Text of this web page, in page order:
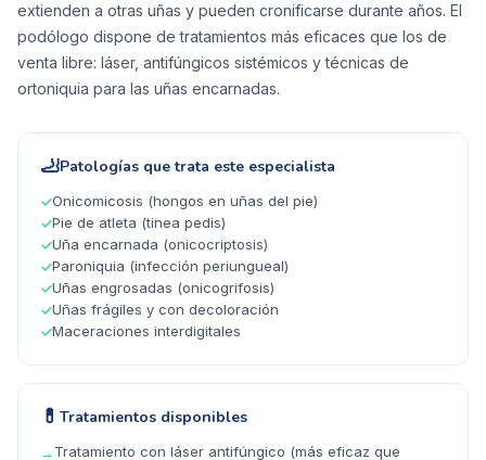
extienden a otras uñas y pueden cronificarse durante años. El
podólogo dispone de tratamientos más eficaces que los de
venta libre: láser, antifúngicos sistémicos y técnicas de
ortoniquia para las uñas encarnadas.
🦶Patologías que trata este especialista
✓Onicomicosis (hongos en uñas del pie)
✓Pie de atleta (tinea pedis)
✓Uña encarnada (onicocriptosis)
✓Paroniquia (infección periungueal)
✓Uñas engrosadas (onicogrifosis)
✓Uñas frágiles y con decoloración
✓Maceraciones interdigitales
💊 Tratamientos disponibles
→Tratamiento con láser antifúngico (más eficaz que